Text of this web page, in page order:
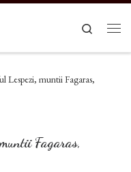
Search
Lespezi, muntii Fagaras,
Fagaras,